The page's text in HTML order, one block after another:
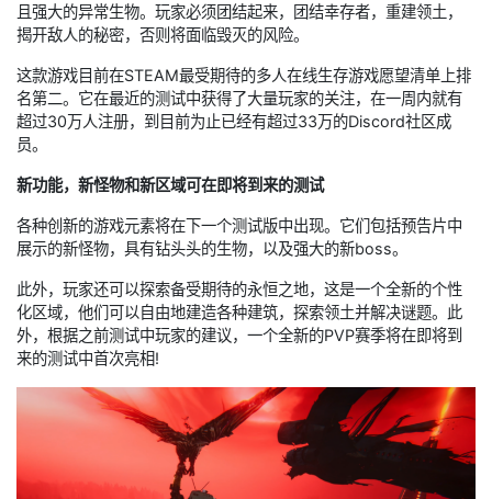
且强大的异常生物。玩家必须团结起来，团结幸存者，重建领土，
揭开敌人的秘密，否则将面临毁灭的风险。
这款游戏目前在STEAM最受期待的多人在线生存游戏愿望清单上排
名第二。它在最近的测试中获得了大量玩家的关注，在一周内就有
超过30万人注册，到目前为止已经有超过33万的Discord社区成
员。
新功能，新怪物和新区域可在即将到来的测试
各种创新的游戏元素将在下一个测试版中出现。它们包括预告片中
展示的新怪物，具有钻头头的生物，以及强大的新boss。
此外，玩家还可以探索备受期待的永恒之地，这是一个全新的个性
化区域，他们可以自由地建造各种建筑，探索领土并解决谜题。此
外，根据之前测试中玩家的建议，一个全新的PVP赛季将在即将到
来的测试中首次亮相!